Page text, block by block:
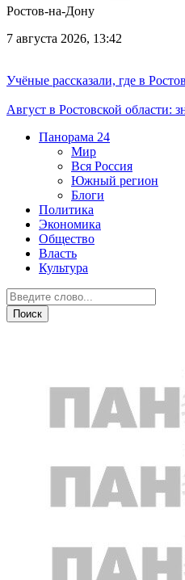
Ростов-на-Дону
7 августа 2026, 13:42
Учёные рассказали, где в
Август в Ростовской области:
Панорама 24
Мир
Вся Россия
Южный регион
Блоги
Политика
Экономика
Общество
Власть
Культура